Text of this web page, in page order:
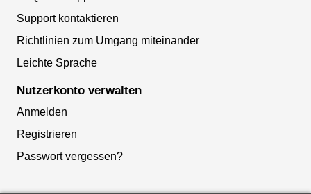
Support kontaktieren
Richtlinien zum Umgang miteinander
Leichte Sprache
Nutzerkonto verwalten
Anmelden
Registrieren
Passwort vergessen?